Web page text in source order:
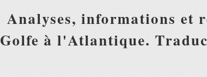
Analyses, informations et
Golfe à l'Atlantique.